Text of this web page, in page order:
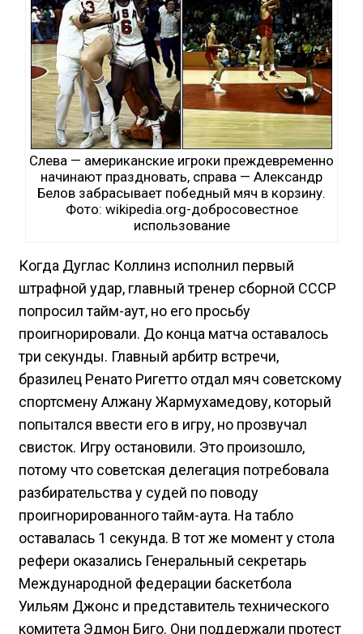
Слева — американские игроки преждевременно
начинают праздновать, справа — Александр
Белов забрасывает победный мяч в корзину.
Фото: wikipedia.org-добросовестное
использование
Когда Дуглас Коллинз исполнил первый
штрафной удар, главный тренер сборной СССР
попросил тайм-аут, но его просьбу
проигнорировали. До конца матча оставалось
три секунды. Главный арбитр встречи,
бразилец Ренато Ригетто отдал мяч советскому
спортсмену Алжану Жармухамедову, который
попытался ввести его в игру, но прозвучал
свисток. Игру остановили. Это произошло,
потому что советская делегация потребовала
разбирательства у судей по поводу
проигнорированного тайм-аута. На табло
оставалась 1 секунда. В тот же момент у стола
рефери оказались Генеральный секретарь
Международной федерации баскетбола
Уильям Джонс и представитель технического
комитета Эдмон Биго. Они поддержали протест